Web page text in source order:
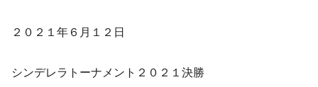
２０２１年６月１２日
シンデレラトーナメント２０２１決勝